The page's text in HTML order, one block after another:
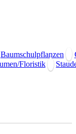
Baumschulpflanzen
Floristik